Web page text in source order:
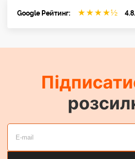
Google Рейтинг: ★ ★ ★ ★½